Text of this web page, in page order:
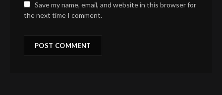
Save my name, email, and website in this browser for
the next time I comment.